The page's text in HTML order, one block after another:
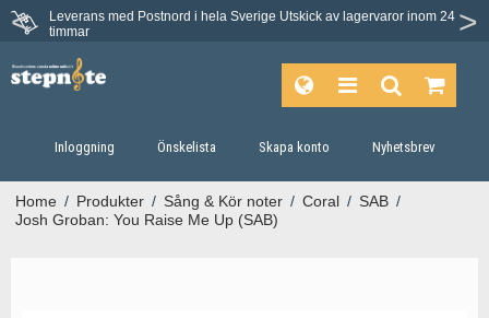
Leverans med Postnord i hela Sverige Utskick av lagervaror inom 24
timmar
Inloggning Önskelista Skapa konto Nyhetsbrev
Home / Produkter / Sång & Kör noter / Coral / SAB /
Josh Groban: You Raise Me Up (SAB)